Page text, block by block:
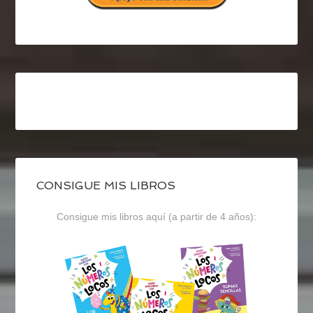
CONSIGUE MIS LIBROS
Consigue mis libros aquí (a partir de 4 años):